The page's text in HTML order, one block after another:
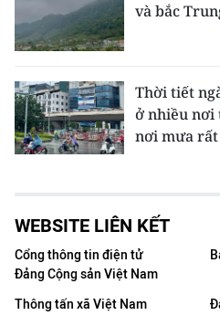
và bắc
Thời tiết
ở nhiều nơi
nơi mưa
WEBSITE LIÊN KẾT
Cổng thông tin điện tử
Đảng Cộng sản Việt Nam
Thông tấn xã Việt Nam